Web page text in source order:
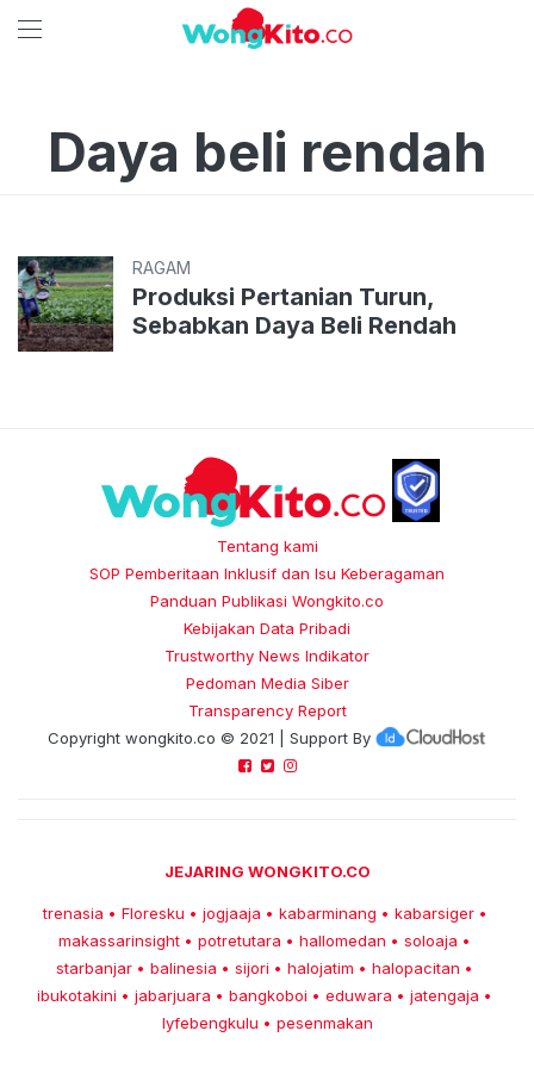
Daya beli rendah
RAGAM
Produksi Pertanian Turun,
Sebabkan Daya Beli Rendah
Tentang kami
SOP Pemberitaan Inklusif dan Isu Keberagaman
Panduan Publikasi Wongkito.co
Kebijakan Data Pribadi
Trustworthy News Indikator
Pedoman Media Siber
Transparency Report
Copyright wongkito.co © 2021 | Support By
JEJARING WONGKITO.CO
trenasia • Floresku • jogjaaja • kabarminang • kabarsiger •
makassarinsight • potretutara • hallomedan • soloaja •
starbanjar • balinesia • sijori • halojatim • halopacitan •
ibukotakini • jabarjuara • bangkoboi • eduwara • jatengaja •
lyfebengkulu • pesenmakan